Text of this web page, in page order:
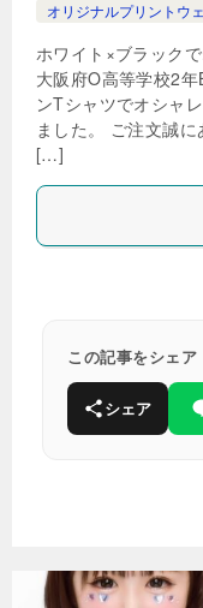
オリジナルプリントウ
ホワイト×ブラック
大阪府O高等学校2
ンTシャツでオシャ
ました。 ご注文誠
[…]
この記事をシェア
シェア